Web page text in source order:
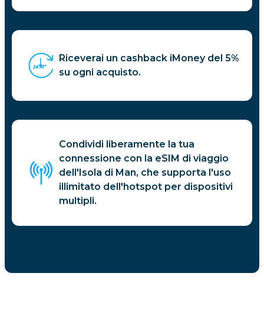
Riceverai un cashback iMoney del 5%
su ogni acquisto.
Condividi liberamente la tua
connessione con la eSIM di viaggio
dell'Isola di Man, che supporta l'uso
illimitato dell'hotspot per dispositivi
multipli.